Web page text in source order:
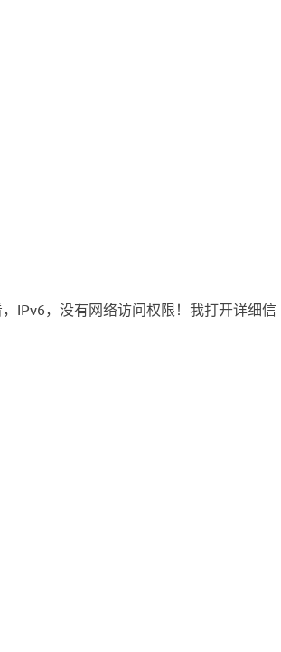
IPv6，没有网络访问权限！我打开详细信